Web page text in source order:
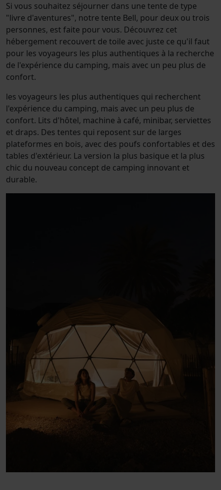
Si vous souhaitez séjourner dans une tente de type
"livre d'aventures", notre tente Bell, pour deux ou trois
personnes, est faite pour vous. Découvrez cet
hébergement recouvert de toile avec juste ce qu'il faut
pour les voyageurs les plus authentiques à la recherche
de l'expérience du camping, mais avec un peu plus de
confort.
les voyageurs les plus authentiques qui recherchent
l'expérience du camping, mais avec un peu plus de
confort. Lits d'hôtel, machine à café, minibar, serviettes
et draps. Des tentes qui reposent sur de larges
plateformes en bois, avec des poufs confortables et des
tables d'extérieur. La version la plus basique et la plus
chic du nouveau concept de camping innovant et
durable.